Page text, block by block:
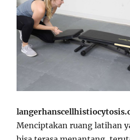
Menciptakan ruang latihan